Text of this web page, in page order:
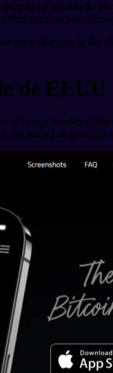
su retirada de
pero necesaria
particular para la
de EEUU
excepcional con
necesidad de priorizar